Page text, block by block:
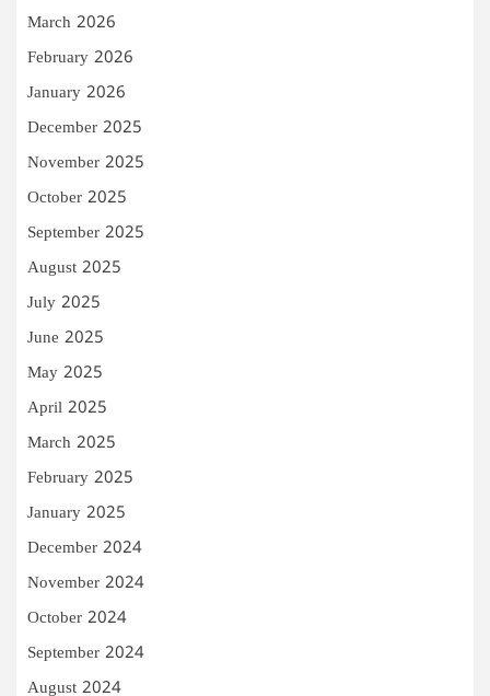
March 2026
February 2026
January 2026
December 2025
November 2025
October 2025
September 2025
August 2025
July 2025
June 2025
May 2025
April 2025
March 2025
February 2025
January 2025
December 2024
November 2024
October 2024
September 2024
August 2024